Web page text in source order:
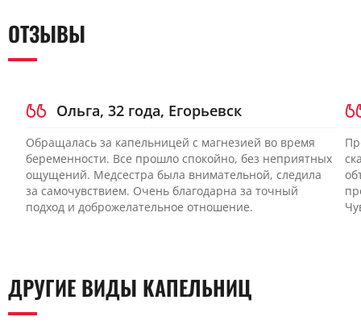
ОТЗЫВЫ
Ольга, 32 года, Егорьевск
Обращалась за капельницей с магнезией во время
беременности. Все прошло спокойно, без неприятных
ощущений. Медсестра была внимательной, следила
за самочувствием. Очень благодарна за точный
подход и доброжелательное отношение.
ДРУГИЕ ВИДЫ КАПЕЛЬНИЦ